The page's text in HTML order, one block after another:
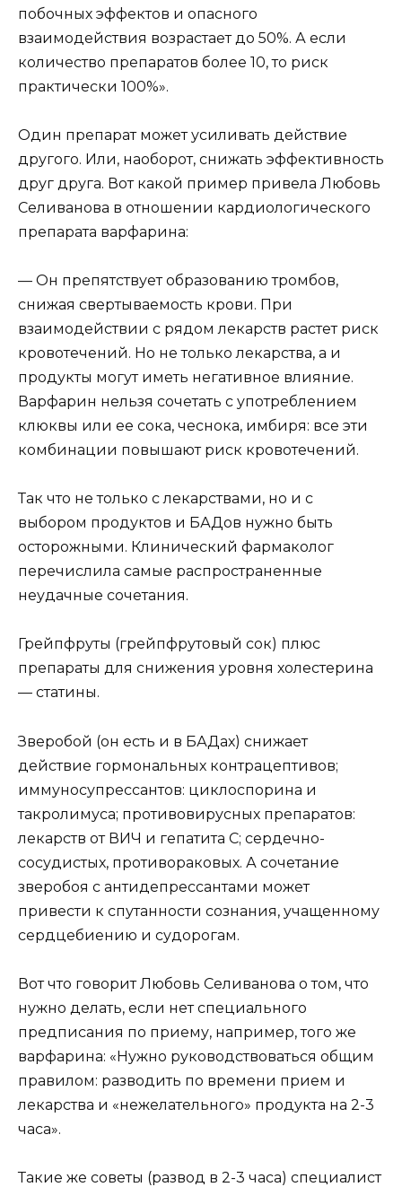
побочных эффектов и опасного
взаимодействия возрастает до 50%. А если
количество препаратов более 10, то риск
практически 100%».
Один препарат может усиливать действие
другого. Или, наоборот, снижать эффективность
друг друга. Вот какой пример привела Любовь
Селиванова в отношении кардиологического
препарата варфарина:
— Он препятствует образованию тромбов,
снижая свертываемость крови. При
взаимодействии с рядом лекарств растет риск
кровотечений. Но не только лекарства, а и
продукты могут иметь негативное влияние.
Варфарин нельзя сочетать с употреблением
клюквы или ее сока, чеснока, имбиря: все эти
комбинации повышают риск кровотечений.
Так что не только с лекарствами, но и с
выбором продуктов и БАДов нужно быть
осторожными. Клинический фармаколог
перечислила самые распространенные
неудачные сочетания.
Грейпфруты (грейпфрутовый сок) плюс
препараты для снижения уровня холестерина
— статины.
Зверобой (он есть и в БАДах) снижает
действие гормональных контрацептивов;
иммуносупрессантов: циклоспорина и
такролимуса; противовирусных препаратов:
лекарств от ВИЧ и гепатита C; сердечно-
сосудистых, противораковых. А сочетание
зверобоя с антидепрессантами может
привести к спутанности сознания, учащенному
сердцебиению и судорогам.
Вот что говорит Любовь Селиванова о том, что
нужно делать, если нет специального
предписания по приему, например, того же
варфарина: «Нужно руководствоваться общим
правилом: разводить по времени прием и
лекарства и «нежелательного» продукта на 2-3
часа».
Такие же советы (развод в 2-3 часа) специалист